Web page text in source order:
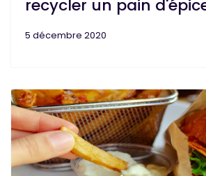
recycler un pain
5 décembre 2020